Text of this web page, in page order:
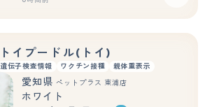
トイプードル(トイ)
遺伝子検査情報 ワクチン接種 親体重表示
愛知県 ペットプラス 東浦店
ホワイト